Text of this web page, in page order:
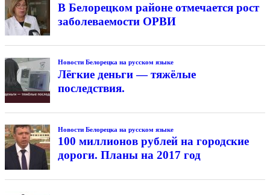
В Белорецком районе отмечается рост
заболеваемости ОРВИ
Новости Белорецка на русском языке
Лёгкие деньги — тяжёлые
последствия.
Новости Белорецка на русском языке
100 миллионов рублей на городские
дороги. Планы на 2017 год